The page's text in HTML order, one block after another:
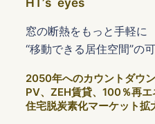
窓の断熱をもっと手軽に
“移動できる居住空間”の
2050年へのカウントダウン
PV、ZEH賃貸、100％再
住宅脱炭素化マーケット拡